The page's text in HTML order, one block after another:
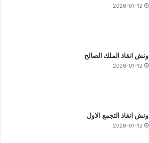
2026-01-12
ونش انقاذ الملك الصالح
2026-01-12
ونش انقاذ التجمع الاول
2026-01-12